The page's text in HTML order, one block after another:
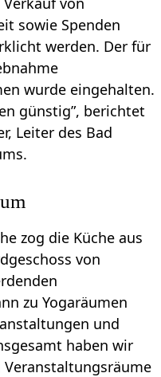
sowie Spenden
werden. Der für
wurde eingehalten.
günstig”, berichtet
Leiter des Bad
zog die Küche aus
von
zu Yogaräumen
und
haben wir
Veranstaltungsräume